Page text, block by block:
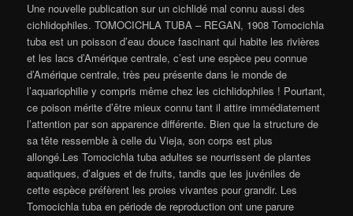
Une nouvelle publication sur un cichlidé mal connu aussi des
cichlidophiles. TOMOCICHLA TUBA – REGAN, 1908 Tomocichla
tuba est un poisson d’eau douce fascinant qui habite les rivières
et les lacs d’Amérique centrale, c’est une espèce peu connue
d’Amérique centrale, très peu présente dans le monde de
l’aquariophilie y compris même chez les cichlidophiles ! Pourtant,
ce poison mérite d’être mieux connu tant il attire immédiatement
l’attention par son apparence différente. Bien que la structure de
sa tête ressemble à celle du Vieja, son corps est plus
allongé.Les Tomocichla tuba adultes se nourrissent de plantes
aquatiques, d’algues et de fruits, tandis que les juvéniles de
cette espèce préfèrent les proies vivantes pour grandir. Les
Tomocichla tuba en période de reproduction ont une parure